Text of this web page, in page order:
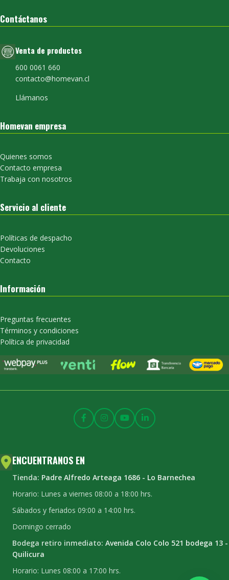
Contáctanos
Venta de productos
600 0061 660
contacto@homevan.cl
Llámanos
Homevan empresa
Quienes somos
Contacto empresa
Trabaja con nosotros
Servicio al cliente
Políticas de despacho
Devoluciones
Contacto
Información
Preguntas frecuentes
Términos y condiciones
Política de privacidad
ENCUENTRANOS EN
Tienda: Padre Alfredo Arteaga 1686 - Lo Barnechea
Horario: Lunes a viernes 08:00 a 18:00 hrs.
Sábados y feriados 09:00 a 14:00 hrs.
Domingo cerrado
Bodega retiro inmediato: Avenida Colo Colo 521 bodega 13 -
Quilicura
Horario: Lunes 08:00 a 17:00 hrs.